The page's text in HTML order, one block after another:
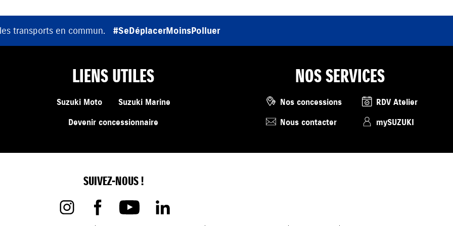
transports en commun. #SeDéplacerMoinsPolluer
LIENS UTILES
Suzuki Moto
Suzuki Marine
Devenir concessionnaire
NOS SERVICES
Nos concessions
Nous contacter
RDV Atelier
mySUZUKI
SUIVEZ-NOUS !